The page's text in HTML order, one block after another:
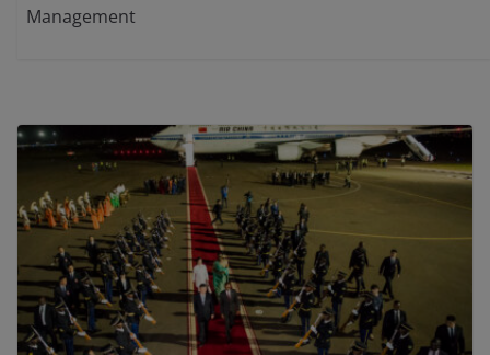
Management